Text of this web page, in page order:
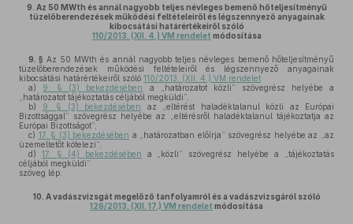
9. Az 50 MWth és annál nagyobb teljes névleges bemenő hőteljesítményű
tüzelőberendezések működési feltételeiről és légszennyező anyagainak
kibocsátási határértékeiről szóló
110/2013. (XII. 4.) VM rendelet módosítása
9. § Az 50 MWth és annál nagyobb teljes névleges bemenő hőteljesítményű
tüzelőberendezések működési feltételeiről és légszennyező anyagainak
kibocsátási határértékeiről szóló 110/2013. (XII. 4.) VM rendelet
a)
9. § (3) bekezdésében
a „határozatot közli” szövegrész helyébe a
„határozatot tájékoztatás céljából megküldi”,
b)
9. § (3) bekezdésében az „eltérést haladéktalanul közli az Európai
Bizottsággal” szövegrész helyébe az „eltérésről haladéktalanul tájékoztatja az
Európai Bizottságot”,
c) 17. § (3) bekezdésében a „határozatban előírja” szövegrész helyébe az „az
üzemeltetőt kötelezi”,
d)
17. § (4) bekezdésében a „közli” szövegrész helyébe a „tájékoztatás
céljából megküldi”
szöveg lép.
10. A vadászvizsgát megelőző tanfolyamról és a vadászvizsgáról szóló
126/2013. (XII. 17.) VM rendelet módosítása